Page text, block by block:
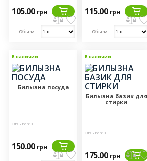
105.00 грн
Объем:
115.00 грн
Объем:
В наличии
Билызна посуда
Отзывов: 0
150.00 грн
В наличии
Билызна базик для
стирки
Отзывов: 0
175.00 грн